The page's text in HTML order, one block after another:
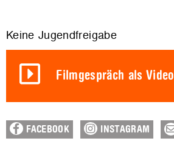
Keine Jugendfreigabe
Filmgespräch als Video
FACEBOOK INSTAGRAM